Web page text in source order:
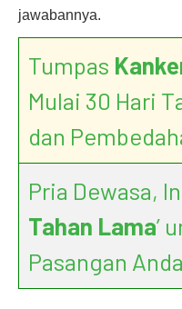
jawabannya.
Tumpas
Mulai 30 Hari
dan
Pria Dewasa,
Tahan Lama’
Pasangan